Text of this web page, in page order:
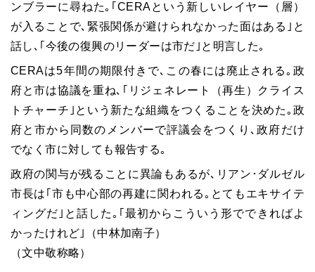
ンブラーに尋ねた｡｢CERAという新しいレイヤー（層）
が入ることで､緊張関係が避けられなかった面はある｣と
話し､｢今後の復興のリーダーは市だ｣と明言した｡
CERAは5年間の期限付きで､この春には廃止される｡政
府と市は協議を重ね､｢リジェネレート（再生）クライス
トチャーチ｣という新たな組織をつくることを決めた｡政
府と市から同数のメンバーで評議会をつくり､政府だけ
でなく市に対しても報告する｡
政府の関与が残ることに異論もあるが､リアン･ダルゼル
市長は｢市も中心部の再建に関われる｡とてもエキサイテ
ィングだ｣と話した｡｢最初からこういう形でできればよ
かったけれど｣（中林加南子）
（文中敬称略）